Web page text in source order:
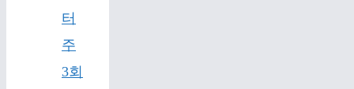
터
주
3회